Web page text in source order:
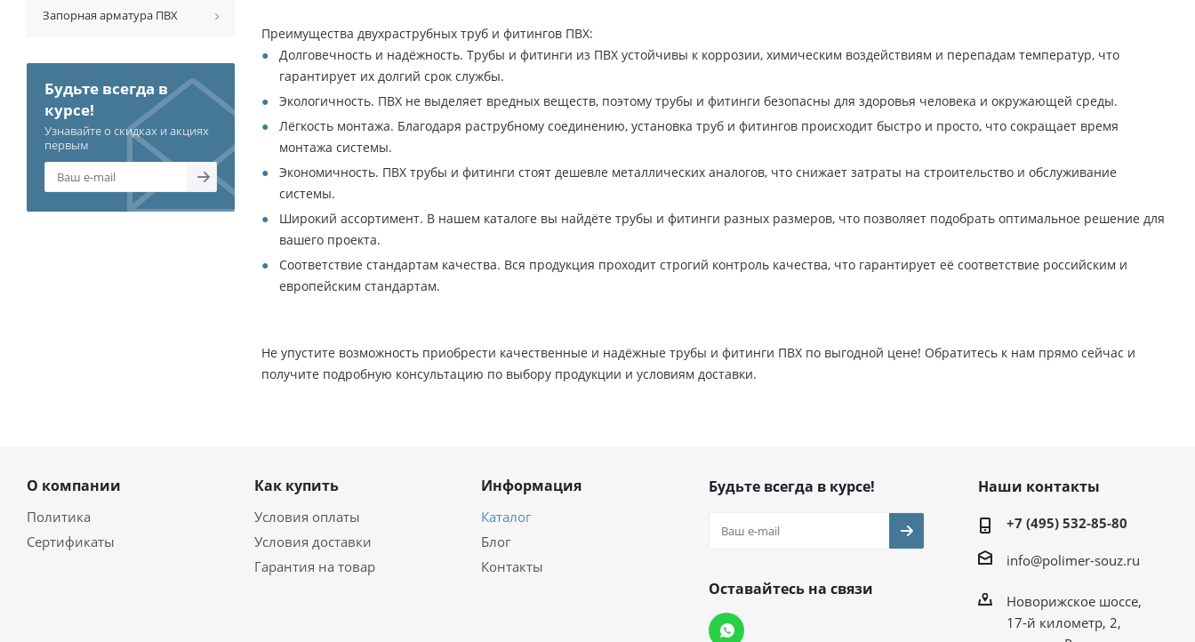
Преимущества двухраструбных труб и фитингов ПВХ:
Долговечность и надёжность. Трубы и фитинги из ПВХ устойчивы к коррозии, химическим воздействиям и перепадам температур, что
гарантирует их долгий срок службы.
Экологичность. ПВХ не выделяет вредных веществ, поэтому трубы и фитинги безопасны для здоровья человека и окружающей среды.
Лёгкость монтажа. Благодаря раструбному соединению, установка труб и фитингов происходит быстро и просто, что сокращает время
монтажа системы.
Экономичность. ПВХ трубы и фитинги стоят дешевле металлических аналогов, что снижает затраты на строительство и обслуживание
системы.
Широкий ассортимент. В нашем каталоге вы найдёте трубы и фитинги разных размеров, что позволяет подобрать оптимальное решение для
вашего проекта.
Соответствие стандартам качества. Вся продукция проходит строгий контроль качества, что гарантирует её соответствие российским и
европейским стандартам.
Не упустите возможность приобрести качественные и надёжные трубы и фитинги ПВХ по выгодной цене! Обратитесь к нам прямо сейчас и
получите подробную консультацию по выбору продукции и условиям доставки.
Запорная арматура ПВХ
Будьте всегда в
курсе!
Узнавайте о скидках и акциях
первым
О компании
Политика
Сертификаты
Как купить
Условия оплаты
Условия доставки
Гарантия на товар
Информация
Каталог
Блог
Контакты
Будьте всегда в курсе!
Оставайтесь на связи
Наши контакты
+7 (495) 532-85-80
info@polimer-souz.ru
Новорижское шоссе,
17-й километр, 2,